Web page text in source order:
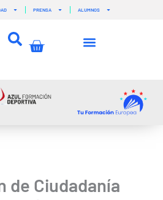
PRENSA ALUMNOS
Carrito
de Ciudadanía